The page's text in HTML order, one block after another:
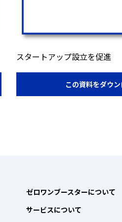
スタートアップ設立を促進
この資料をダウ
ゼロワンブースターについて
サービスについて